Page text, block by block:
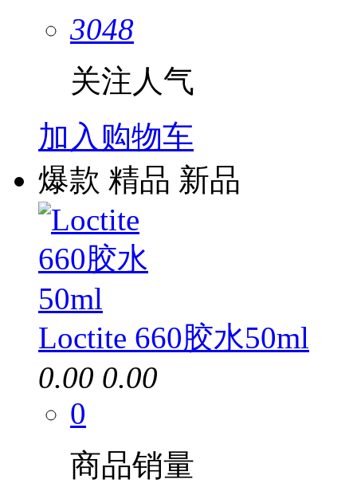
3048
关注人气
加入购物车
爆款 精品 新品
Loctite 660胶水50ml
0.00 0.00
0
商品销量